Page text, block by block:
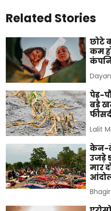
Related Stories
छोटे
कम
पेड़-
बड़े
Lalit
केन-
उजड़े
मार